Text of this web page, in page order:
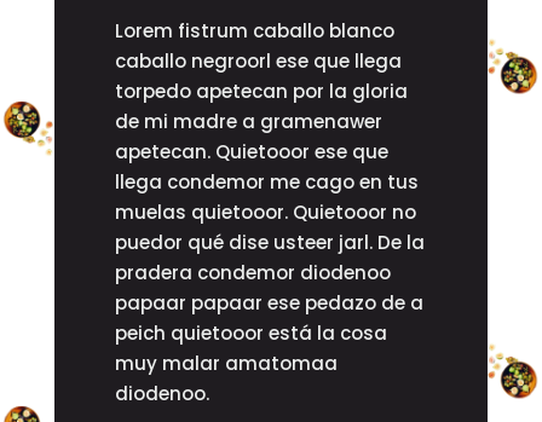
Lorem fistrum caballo blanco
caballo negroorl ese que llega
torpedo apetecan por la gloria
de mi madre a gramenawer
apetecan. Quietooor ese que
llega condemor me cago en tus
muelas quietooor. Quietooor no
puedor qué dise usteer jarl. De la
pradera condemor diodenoo
papaar papaar ese pedazo de a
peich quietooor está la cosa
muy malar amatomaa
diodenoo.